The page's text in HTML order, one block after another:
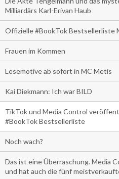
Milliardärs Karl-Erivan Haub
Offizielle #BookTok Bestsellerliste
Frauen im Kommen
Lesemotive ab sofort in MC Metis
Kai Diekmann: Ich war BILD
TikTok und Media Control
#BookTok Bestsellerliste
Noch wach?
Das ist eine Überraschung. Media
und hat auch die fünf